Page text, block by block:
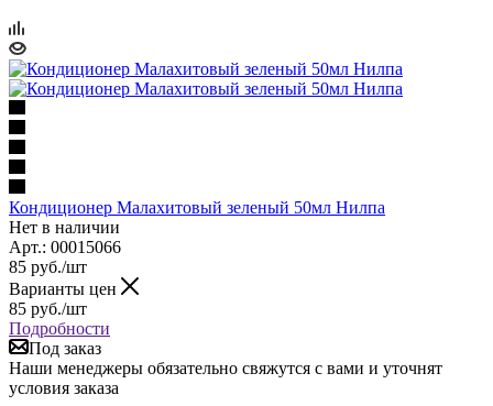
Кондиционер Малахитовый зеленый 50мл Нилпа
Нет в наличии
Арт.: 00015066
85 руб./шт
Варианты цен
85 руб./шт
Подробности
Под заказ
Наши менеджеры обязательно свяжутся с вами и уточнят
условия заказа